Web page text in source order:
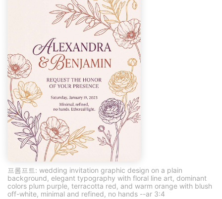
프롬프트: wedding invitation graphic design on a plain
background, elegant typography with floral line art, dominant
colors plum purple, terracotta red, and warm orange with blush
off-white, minimal and refined, no hands --ar 3:4